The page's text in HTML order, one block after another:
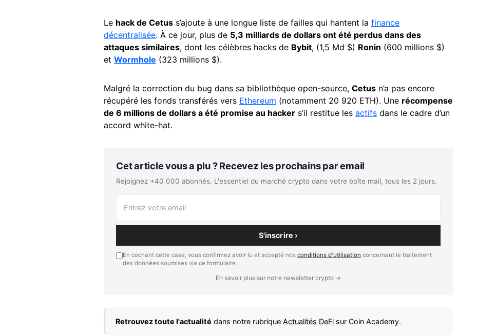
Le hack de Cetus s’ajoute à une longue liste de failles qui hantent la finance
décentralisée. À ce jour, plus de 5,3 milliards de dollars ont été perdus dans des
attaques similaires, dont les célèbres hacks de Bybit, (1,5 Md $) Ronin (600 millions $)
et Wormhole (323 millions $).
Malgré la correction du bug dans sa bibliothèque open-source, Cetus n’a pas encore
récupéré les fonds transférés vers Ethereum (notamment 20 920 ETH). Une récompense
de 6 millions de dollars a été promise au hacker s’il restitue les actifs dans le cadre d’un
accord white-hat.
Cet article vous a plu ? Recevez les prochains par email
Rejoignez +40 000 abonnés. L'essentiel du marché crypto dans votre boîte mail, tous les 2 jours.
S'inscrire ›
En cochant cette case, vous confirmez avoir lu et accepté nos conditions d'utilisation concernant le traitement
des données soumises via ce formulaire.
En savoir plus sur notre newsletter crypto →
Retrouvez toute l'actualité dans notre rubrique Actualités DeFi sur Coin Academy.